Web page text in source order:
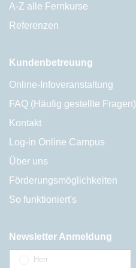
A-Z alle Fernkurse
Referenzen
Kundenbetreuung
Online-Infoveranstaltung
FAQ (Häufig gestellte Fragen)
Kontakt
Log-in Online Campus
Über uns
Förderungsmöglichkeiten
So funktioniert's
Newsletter Anmeldung
Herr